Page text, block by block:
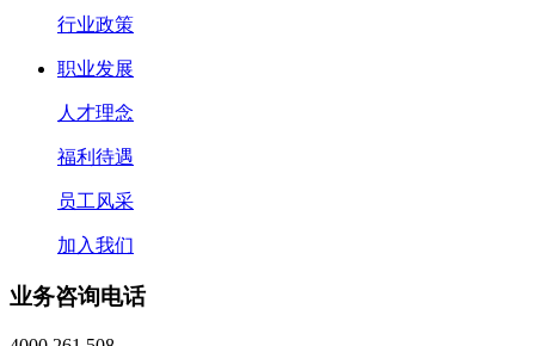
行业政策
职业发展
人才理念
福利待遇
员工风采
加入我们
业务咨询电话